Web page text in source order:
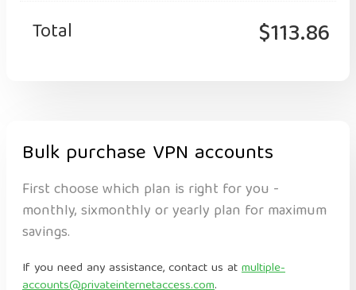
Total $113.86
Bulk purchase VPN accounts
First choose which plan is right for you -
monthly, sixmonthly or yearly plan for maximum
savings.
If you need any assistance, contact us atmultiple-